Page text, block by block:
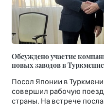
Обсуждено участие
новых заводов в
Посол Японии в
совершил рабочую
страны. На встрече